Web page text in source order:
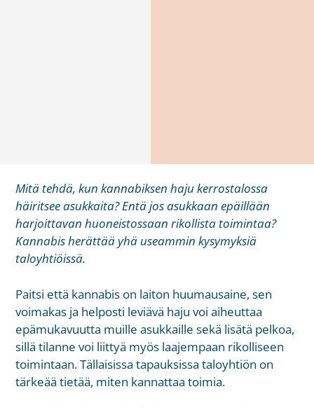
Mitä tehdä, kun kannabiksen haju kerrostalossa
häiritsee asukkaita? Entä jos asukkaan epäillään
harjoittavan huoneistossaan rikollista toimintaa?
Kannabis herättää yhä useammin kysymyksiä
taloyhtiöissä.
Paitsi että kannabis on laiton huumausaine, sen
voimakas ja helposti leviävä haju voi aiheuttaa
epämukavuutta muille asukkaille sekä lisätä pelkoa,
sillä tilanne voi liittyä myös laajempaan rikolliseen
toimintaan. Tällaisissa tapauksissa taloyhtiön on
tärkeää tietää, miten kannattaa toimia.